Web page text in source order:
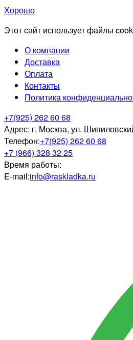
Хорошо
Этот сайт использует файлы
О компании
Доставка
Оплата
Контакты
Политика
+7(925) 262 60 68
Адрес: г. Москва, ул.
Телефон:+7(925) 262 60 68
+7 (966) 328 32 25
Время работы:
E-mail:info@raskladka.ru